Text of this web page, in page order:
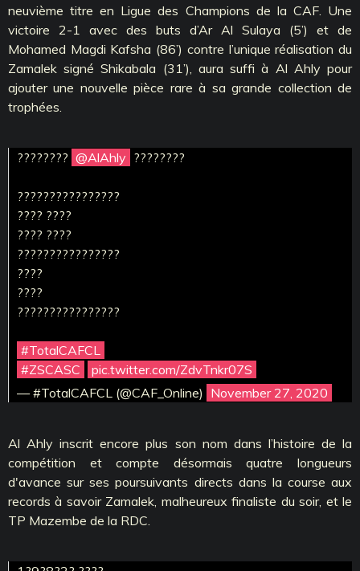
neuvième titre en Ligue des Champions de la CAF. Une
victoire 2-1 avec des buts d’Ar Al Sulaya (5’) et de
Mohamed Magdi Kafsha (86’) contre l’unique réalisation du
Zamalek signé Shikabala (31’), aura suffi à Al Ahly pour
ajouter une nouvelle pièce rare à sa grande collection de
trophées.
???????? @AlAhly ????????
????????????????
???? ????
???? ????
????????????????
????
????
????????????????
#TotalCAFCL
#ZSCASC
pic.twitter.com/ZdvTnkr07S
— #TotalCAFCL (@CAF_Online) November 27, 2020
Al Ahly inscrit encore plus son nom dans l’histoire de la
compétition et compte désormais quatre longueurs
d'avance sur ses poursuivants directs dans la course aux
records à savoir Zamalek, malheureux finaliste du soir, et le
TP Mazembe de la RDC.